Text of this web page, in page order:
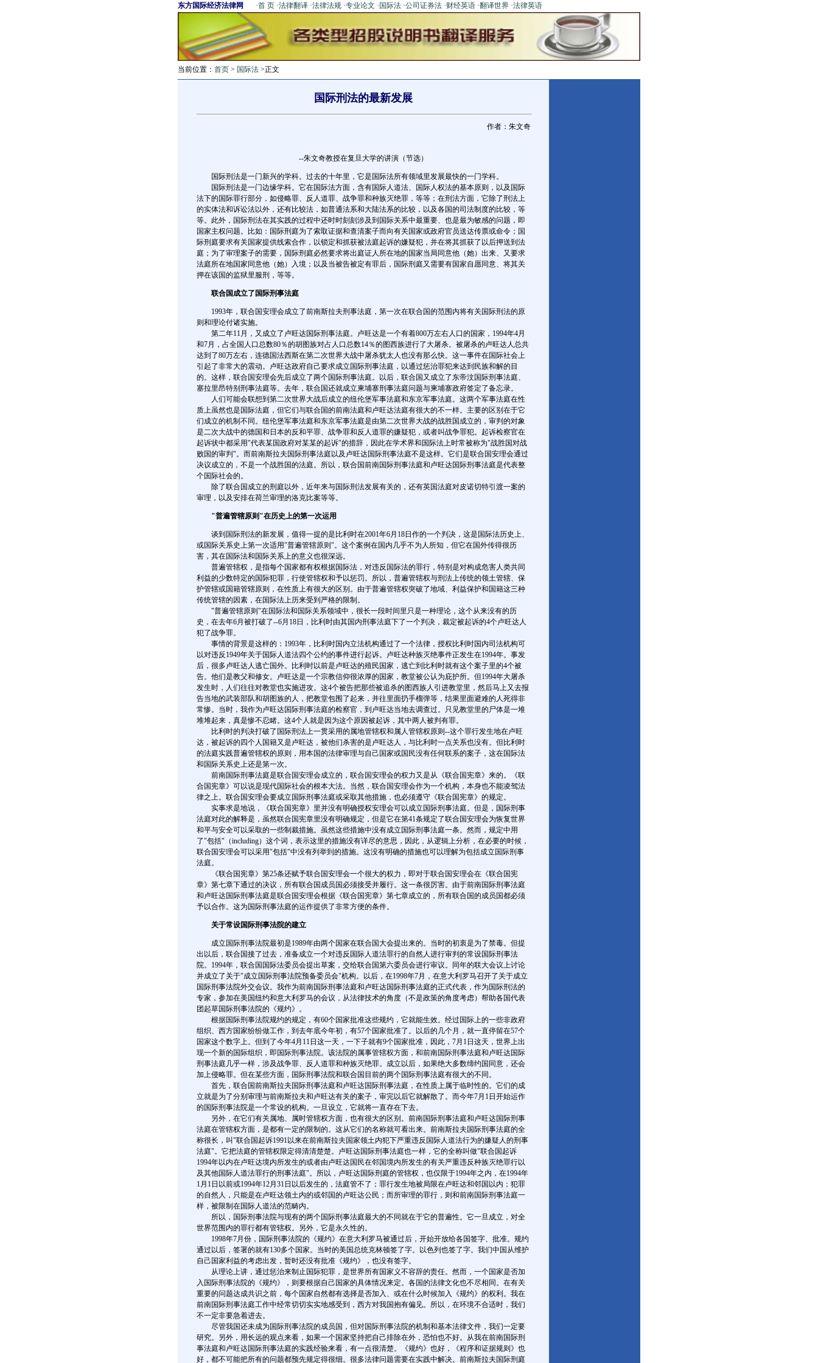
东方国际经济法律网 ·首 页 ·法律翻译 ·法律法规 ·专业论文 · 国际法 ·公司证券法 ·财经英语 ·翻译世界 ·法律英语
当前位置： 首页 > 国际法 >正文
国际刑法的最新发展
作者：朱文奇
--朱文奇教授在复旦大学的讲演（节选）
国际刑法是一门新兴的学科。过去的十年里，它是国际法所有领域里发展最快的一门学科。
国际刑法是一门边缘学科。它在国际法方面，含有国际人道法、国际人权法的基本原则，以及国际
法下的国际罪行部分，如侵略罪、反人道罪、战争罪和种族灭绝罪，等等；在刑法方面，它除了刑法上
的实体法和诉讼法以外，还有比较法，如普通法系和大陆法系的比较，以及各国的司法制度的比较，等
等。此外，国际刑法在其实践的过程中还时时刻刻涉及到国际关系中最重要、也是最为敏感的问题，即
国家主权问题。比如：国际刑庭为了索取证据和查清案子而向有关国家或政府官员送达传票或命令；国
际刑庭要求有关国家提供线索合作，以锁定和抓获被法庭起诉的嫌疑犯，并在将其抓获了以后押送到法
庭；为了审理案子的需要，国际刑庭必然要求将出庭证人所在地的国家当局同意他（她）出来、又要求
法庭所在地国家同意他（她）入境；以及当被告被定有罪后，国际刑庭又需要有国家自愿同意、将其关
押在该国的监狱里服刑，等等。
联合国成立了国际刑事法庭
1993年，联合国安理会成立了前南斯拉夫刑事法庭，第一次在联合国的范围内将有关国际刑法的原
则和理论付诸实施。
第二年11月，又成立了卢旺达国际刑事法庭。卢旺达是一个有着800万左右人口的国家，1994年4月
和7月，占全国人口总数80％的胡图族对占人口总数14％的图西族进行了大屠杀。被屠杀的卢旺达人总共
达到了80万左右，连德国法西斯在第二次世界大战中屠杀犹太人也没有那么快。这一事件在国际社会上
引起了非常大的震动。卢旺达政府自己要求成立国际刑事法庭，以通过惩治罪犯来达到民族和解的目
的。这样，联合国安理会先后成立了两个国际刑事法庭。以后，联合国又成立了东帝汶国际刑事法庭、
塞拉里昂特别刑事法庭等。去年，联合国还就成立柬埔寨刑事法庭问题与柬埔寨政府签定了备忘录。
人们可能会联想到第二次世界大战后成立的纽伦堡军事法庭和东京军事法庭。这两个军事法庭在性
质上虽然也是国际法庭，但它们与联合国的前南法庭和卢旺达法庭有很大的不一样。主要的区别在于它
们成立的机制不同。纽伦堡军事法庭和东京军事法庭是由第二次世界大战的战胜国成立的，审判的对象
是二次大战中的德国和日本的反和平罪、战争罪和反人道罪的嫌疑犯，或者叫战争罪犯。起诉检察官在
起诉状中都采用"代表某国政府对某某的起诉"的措辞，因此在学术界和国际法上时常被称为"战胜国对战
败国的审判"。而前南斯拉夫国际刑事法庭以及卢旺达国际刑事法庭不是这样。它们是联合国安理会通过
决议成立的，不是一个战胜国的法庭。所以，联合国前南国际刑事法庭和卢旺达国际刑事法庭是代表整
个国际社会的。
除了联合国成立的刑庭以外，近年来与国际刑法发展有关的，还有英国法庭对皮诺切特引渡一案的
审理，以及安排在荷兰审理的洛克比案等等。
"普遍管辖原则"在历史上的第一次运用
谈到国际刑法的新发展，值得一提的是比利时在2001年6月18日作的一个判决，这是国际法历史上、
或国际关系史上第一次适用"普遍管辖原则"。这个案例在国内几乎不为人所知，但它在国外传得很历
害，其在国际法和国际关系上的意义也很深远。
普遍管辖权，是指每个国家都有权根据国际法，对违反国际法的罪行，特别是对构成危害人类共同
利益的少数特定的国际犯罪，行使管辖权和予以惩罚。所以，普遍管辖权与刑法上传统的领土管辖、保
护管辖或国籍管辖原则，在性质上有很大的区别。由于普遍管辖权突破了地域、利益保护和国籍这三种
传统管辖的因素，在国际法上历来受到严格的限制。
"普遍管辖原则"在国际法和国际关系领域中，很长一段时间里只是一种理论，这个从来没有的历
史，在去年6月被打破了--6月18日，比利时由其国内刑事法庭下了一个判决，裁定被起诉的4个卢旺达人
犯了战争罪。
事情的背景是这样的：1993年，比利时国内立法机构通过了一个法律，授权比利时国内司法机构可
以对违反1949年关于国际人道法四个公约的事件进行起诉。卢旺达种族灭绝事件正发生在1994年。事发
后，很多卢旺达人逃亡国外。比利时以前是卢旺达的殖民国家，逃亡到比利时就有这个案子里的4个被
告。他们是教父和修女。卢旺达是一个宗教信仰很浓厚的国家，教堂被公认为庇护所。但1994年大屠杀
发生时，人们往往对教堂也实施进攻。这4个被告把那些被追杀的图西族人引进教堂里，然后马上又去报
告当地的武装部队和胡图族的人，把教堂包围了起来，并往里面扔手榴弹等，结果里面避难的人死得非
常惨。当时，我作为卢旺达国际刑事法庭的检察官，到卢旺达当地去调查过。只见教堂里的尸体是一堆
堆堆起来，真是惨不忍睹。这4个人就是因为这个原因被起诉，其中两人被判有罪。
比利时的判决打破了国际刑法上一贯采用的属地管辖权和属人管辖权原则--这个罪行发生地在卢旺
达，被起诉的四个人国籍又是卢旺达，被他们杀害的是卢旺达人，与比利时一点关系也没有。但比利时
的法庭实践普遍管辖权的原则，用本国的法律审理与自己国家或国民没有任何联系的案子，这在国际法
和国际关系史上还是第一次。
前南国际刑事法庭是联合国安理会成立的，联合国安理会的权力又是从《联合国宪章》来的。《联
合国宪章》可以说是现代国际社会的根本大法。当然，联合国安理会作为一个机构，本身也不能凌驾法
律之上。联合国安理会要成立国际刑事法庭或采取其他措施，也必须遵守《联合国宪章》的规定。
实事求是地说，《联合国宪章》里并没有明确授权安理会可以成立国际刑事法庭。但是，国际刑事
法庭对此的解释是，虽然联合国宪章里没有明确规定，但是它在第41条规定了联合国安理会为恢复世界
和平与安全可以采取的一些制裁措施。虽然这些措施中没有成立国际刑事法庭一条。然而，规定中用
了"包括"（including）这个词，表示这里的措施没有详尽的意思，因此，从逻辑上分析，在必要的时候，
联合国安理会可以采用"包括"中没有列举到的措施。这没有明确的措施也可以理解为包括成立国际刑事
法庭。
《联合国宪章》第25条还赋予联合国安理会一个很大的权力，即对于联合国安理会在《联合国宪
章》第七章下通过的决议，所有联合国成员国必须接受并履行。这一条很厉害。由于前南国际刑事法庭
和卢旺达国际刑事法庭是联合国安理会根据《联合国宪章》第七章成立的，所有联合国的成员国都必须
予以合作。这为国际刑事法庭的运作提供了非常方便的条件。
关于常设国际刑事法院的建立
成立国际刑事法院最初是1989年由两个国家在联合国大会提出来的。当时的初衷是为了禁毒。但提
出以后，联合国接了过去，准备成立一个对违反国际人道法罪行的自然人进行审判的常设国际刑事法
院。1994年，联合国国际法委员会提出草案，交给联合国第六委员会进行审议。同年的联大会议上讨论
并成立了关于"成立国际刑事法院预备委员会"机构。以后，在1998年7月，在意大利罗马召开了关于成立
国际刑事法院外交会议。我作为前南国际刑事法庭和卢旺达国际刑事法庭的正式代表，作为国际刑法的
专家，参加在美国纽约和意大利罗马的会议，从法律技术的角度（不是政策的角度考虑）帮助各国代表
团起草国际刑事法院的《规约》。
根据国际刑事法院规约的规定，有60个国家批准这些规约，它就能生效。经过国际上的一些非政府
组织、西方国家纷纷做工作，到去年底今年初，有57个国家批准了。以后的几个月，就一直停留在57个
国家这个数字上。但到了今年4月11日这一天，一下子就有9个国家批准，因此，7月1日这天，世界上出
现一个新的国际组织，即国际刑事法院。该法院的属事管辖权方面，和前南国际刑事法庭和卢旺达国际
刑事法庭几乎一样，涉及战争罪、反人道罪和种族灭绝罪。成立以后，如果绝大多数缔约国同意，还会
加上侵略罪。但在某些方面，国际刑事法院和联合国目前的两个国际刑事法庭有很大的不同。
首先，联合国前南斯拉夫国际刑事法庭和卢旺达国际刑事法庭，在性质上属于临时性的。它们的成
立就是为了分别审理与前南斯拉夫和卢旺达有关的案子，审完以后它就解散了。而今年7月1日开始运作
的国际刑事法院是一个常设的机构。一旦设立，它就将一直存在下去。
另外，在它们有关属地、属时管辖权方面，也有很大的区别。前南国际刑事法庭和卢旺达国际刑事
法庭在管辖权方面，是都有一定的限制的。这从它们的名称就可看出来。前南斯拉夫国际刑事法庭的全
称很长，叫"联合国起诉1991以来在前南斯拉夫国家领土内犯下严重违反国际人道法行为的嫌疑人的刑事
法庭"。它把法庭的管辖权限定得清清楚楚。卢旺达国际刑事法庭也一样，它的全称叫做"联合国起诉
1994年以内在卢旺达境内所发生的或者由卢旺达国民在邻国境内所发生的有关严重违反种族灭绝罪行以
及其他国际人道法罪行的刑事法庭"。所以，卢旺达国际刑庭的管辖权，也仅限于1994年之内，在1994年
1月1日以前或1994年12月31日以后发生的，法庭管不了；罪行发生地被局限在卢旺达和邻国以内；犯罪
的自然人，只能是在卢旺达领土内的或邻国的卢旺达公民；而所审理的罪行，则和前南国际刑事法庭一
样，被限制在国际人道法的范畴内。
所以，国际刑事法院与现有的两个国际刑事法庭最大的不同就在于它的普遍性。它一旦成立，对全
世界范围内的罪行都有管辖权。另外，它是永久性的。
1998年7月份，国际刑事法院的《规约》在意大利罗马被通过后，开始开放给各国签字、批准。规约
通过以后，签署的就有130多个国家。当时的美国总统克林顿签了字。以色列也签了字。我们中国从维护
自己国家利益的考虑出发，暂时还没有批准《规约》，也没有签字。
从理论上讲，通过惩治来制止国际犯罪，是世界所有国家义不容辞的责任。然而，一个国家是否加
入国际刑事法院的《规约》，则要根据自己国家的具体情况来定。各国的法律文化也不尽相同。在有关
重要的问题达成共识之前，每个国家自然都有选择是否加入、或在什么时候加入《规约》的权利。我在
前南国际刑事法庭工作中经常切切实实地感受到，西方对我国抱有偏见。所以，在环境不合适时，我们
不一定非要急着进去。
尽管我国还未成为国际刑事法院的成员国，但对国际刑事法院的机制和基本法律文件，我们一定要
研究。另外，用长远的观点来看，如果一个国家坚持把自己排除在外，恐怕也不好。从我在前南国际刑
事法庭和卢旺达国际刑事法庭的实践经验来看，有一点很清楚。《规约》也好，《程序和证据规则》也
好，都不可能把所有的问题都预先规定得很细。很多法律问题需要在实践中解决。前南斯拉夫国际刑庭